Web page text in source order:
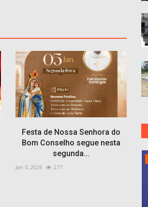
Festa de Nossa Senhora do
Bom Conselho segue nesta
segunda...
Jan 5, 2026 277